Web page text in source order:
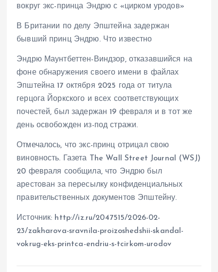
В Британии по делу Эпштейна задержан
бывший принц Эндрю. Что известно
Эндрю Маунтбеттен-Виндзор, отказавшийся на
фоне обнаружения своего имени в файлах
Эпштейна 17 октября 2025 года от титула
герцога Йоркского и всех соответствующих
почестей, был задержан 19 февраля и в тот же
день освобожден из-под стражи.
Отмечалось, что экс-принц отрицал свою
виновность. Газета The Wall Street Journal (WSJ)
20 февраля сообщила, что Эндрю был
арестован за пересылку конфиденциальных
правительственных документов Эпштейну.
Источник: http://iz.ru/2047515/2026-02-
23/zakharova-sravnila-proizoshedshii-skandal-
vokrug-eks-printca-endriu-s-tcirkom-urodov